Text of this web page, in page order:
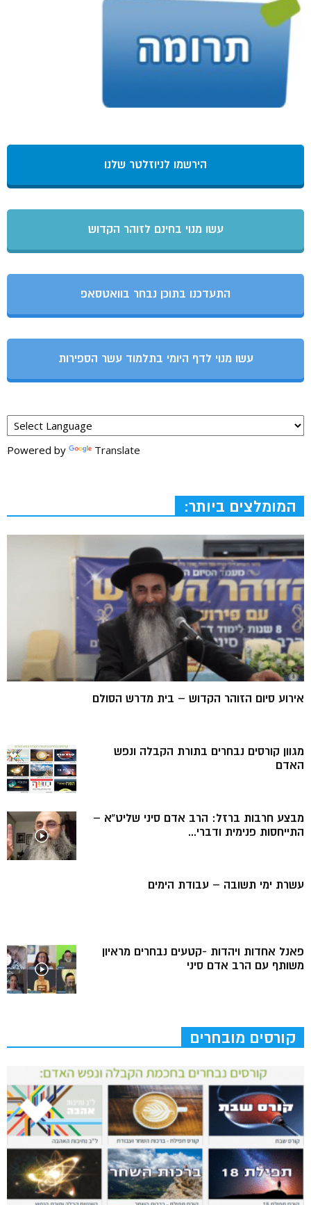
הירשמו לניוזלטר שלנו
עשו מנוי בחינם לזוהר הקדוש
התעדכנו בתוכן נבחר בוואטסאפ
עשו מנוי לדף היומי בתלמוד עשר הספירות
Powered by Translate
המומלצים ביותר:
אירוע סיום הזוהר הקדוש – בית מדרש הסולם
מגוון קורסים נבחרים בתורת הקבלה ונפש
האדם
מבצע חרבות ברזל: הרב אדם סיני שליט”א –
התייחסות פנימית ודברי...
עשרת ימי תשובה – עבודת הימים
פאנל אחדות ויהדות -קטעים נבחרים מראיון
משותף עם הרב אדם סיני
קורסים מובחרים